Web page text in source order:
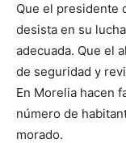
Que el presidente
desista en su
adecuada. Que el
de seguridad y
En Morelia hacen
número de
morado.